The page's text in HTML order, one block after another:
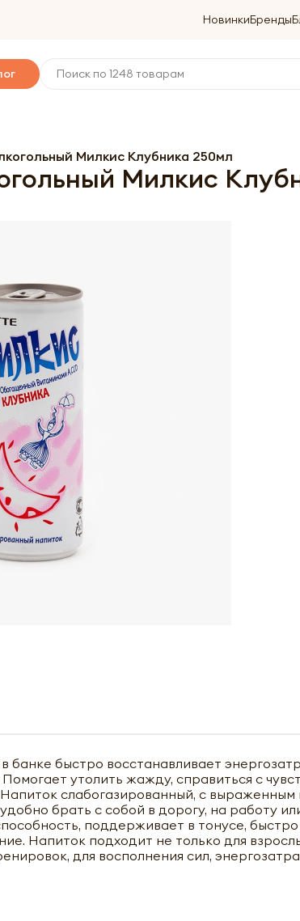
НовинкиБренды
Милкис Клубника 250мл
Милкис
банке быстро восстанавливает
утолить жажду, справиться с
слабогазированный, с выраженным
брать с собой в дорогу, на работу
поддерживает в тонусе,
Напиток подходит не только для
для восполнения сил,